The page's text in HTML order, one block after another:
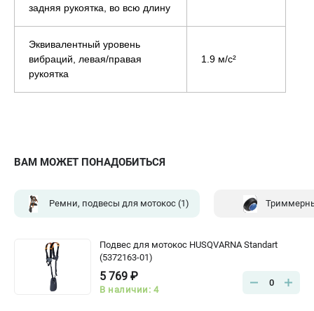
ВАМ МОЖЕТ ПОНАДОБИТЬСЯ
Ремни, подвесы для мотокос (1)
Подвес для мотокос HUSQVARNA Standart
(5372163-01)
5 769 ₽
В наличии: 4
0
задняя рукоятка, во всю длину
Эквивалентный уровень
вибраций, левая/правая
рукоятка
1.9 м/с²